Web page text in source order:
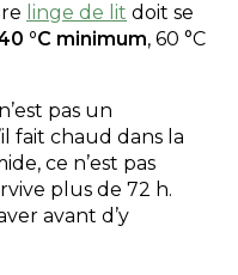
linge de lit doit se
°C minimum, 60 °C
pas un
fait chaud dans la
ce n’est pas
plus de 72 h.
avant d’y